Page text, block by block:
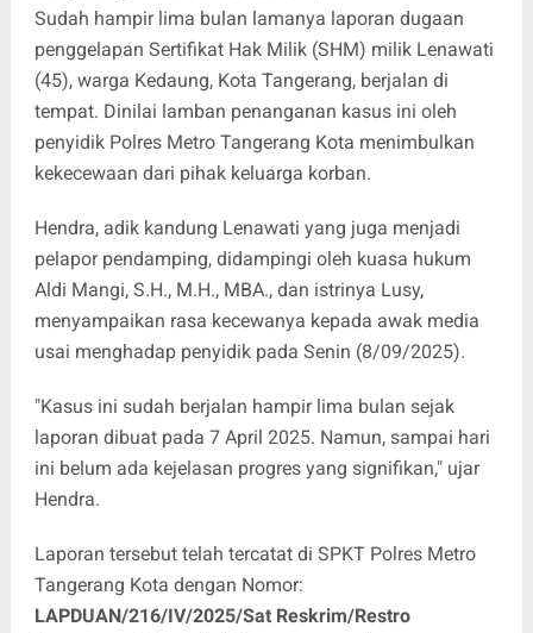
Sudah hampir lima bulan lamanya laporan dugaan
penggelapan Sertifikat Hak Milik (SHM) milik Lenawati
(45), warga Kedaung, Kota Tangerang, berjalan di
tempat. Dinilai lamban penanganan kasus ini oleh
penyidik Polres Metro Tangerang Kota menimbulkan
kekecewaan dari pihak keluarga korban.
Hendra, adik kandung Lenawati yang juga menjadi
pelapor pendamping, didampingi oleh kuasa hukum
Aldi Mangi, S.H., M.H., MBA., dan istrinya Lusy,
menyampaikan rasa kecewanya kepada awak media
usai menghadap penyidik pada Senin (8/09/2025).
"Kasus ini sudah berjalan hampir lima bulan sejak
laporan dibuat pada 7 April 2025. Namun, sampai hari
ini belum ada kejelasan progres yang signifikan," ujar
Hendra.
Laporan tersebut telah tercatat di SPKT Polres Metro
Tangerang Kota dengan Nomor:
LAPDUAN/216/IV/2025/Sat Reskrim/Restro